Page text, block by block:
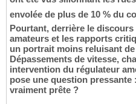
envolée de plus de 10 % du
Pourtant, derrière le
amateurs et les rapports
un portrait moins reluisant
Dépassements de vitesse,
intervention du régulateur
pose une question pressante
vraiment prête ?